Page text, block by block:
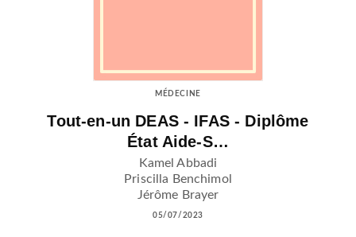
MÉDECINE
Tout-en-un DEAS - IFAS - Diplôme
État Aide-S…
Kamel Abbadi
Priscilla Benchimol
Jérôme Brayer
05/07/2023